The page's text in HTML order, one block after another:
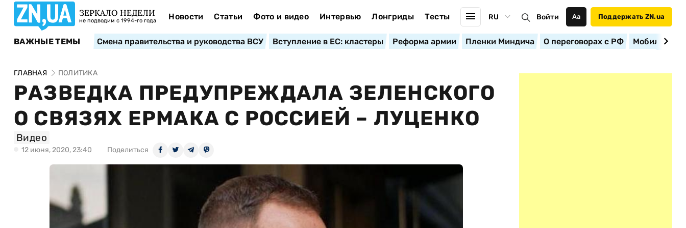
ЗЕРКАЛО НЕДЕЛИ
не подводим с 1994-го года Новости Статьи Фото и видео Интервью Лонгриды Тесты RU Войти Аа Поддержать ZN.ua
ВАЖНЫЕ ТЕМЫ Смена правительства и руководства ВСУ Вступление в ЕС: кластеры Реформа армии Пленки Миндича О переговорах с РФ
ГЛАВНАЯ ПОЛИТИКА
РАЗВЕДКА ПРЕДУПРЕЖДАЛА ЗЕЛЕНСКОГО
О СВЯЗЯХ ЕРМАКА С РОССИЕЙ – ЛУЦЕНКО
Видео
12 июня, 2020, 23:40 Поделиться